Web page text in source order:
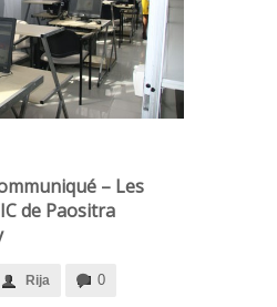
– Les
de Paositra
Rija 0